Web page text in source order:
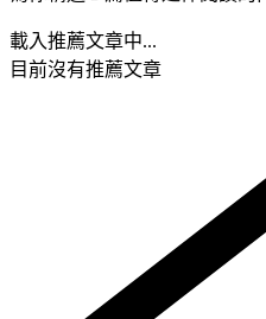
載入推薦文章中...
目前沒有推薦文章